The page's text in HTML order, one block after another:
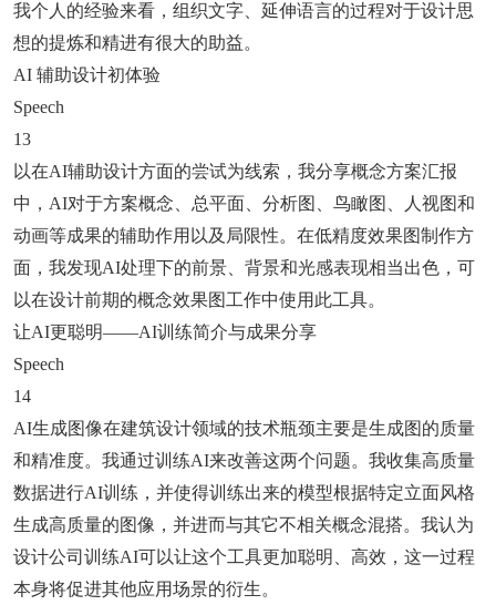
我个人的经验来看，组织文字、延伸语言的过程对于设计思
想的提炼和精进有很大的助益。
AI 辅助设计初体验
Speech
13
以在AI辅助设计方面的尝试为线索，我分享概念方案汇报
中，AI对于方案概念、总平面、分析图、鸟瞰图、人视图和
动画等成果的辅助作用以及局限性。在低精度效果图制作方
面，我发现AI处理下的前景、背景和光感表现相当出色，可
以在设计前期的概念效果图工作中使用此工具。
让AI更聪明——AI训练简介与成果分享
Speech
14
AI生成图像在建筑设计领域的技术瓶颈主要是生成图的质量
和精准度。我通过训练AI来改善这两个问题。我收集高质量
数据进行AI训练，并使得训练出来的模型根据特定立面风格
生成高质量的图像，并进而与其它不相关概念混搭。我认为
设计公司训练AI可以让这个工具更加聪明、高效，这一过程
本身将促进其他应用场景的衍生。